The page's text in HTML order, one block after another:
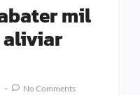
mil
aliviar
No Comments